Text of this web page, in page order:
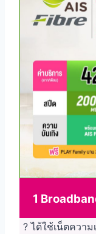
1
? ได้ใช้เน็ตความ